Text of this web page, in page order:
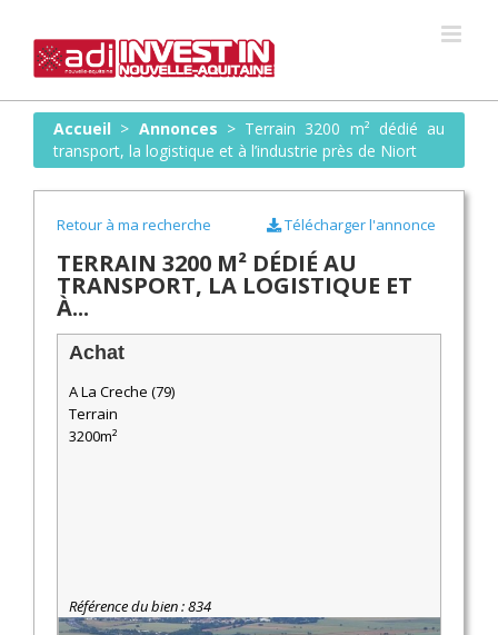
content
Accueil > Annonces > Terrain 3200 m² dédié au
transport, la logistique et à l’industrie près de Niort
Retour à ma recherche
TERRAIN 3200 M² DÉDIÉ AU
TRANSPORT, LA LOGISTIQUE ET
À...
Télécharger l'annonce
Achat
A La Creche (79)
Terrain
3200m²
Référence du bien : 834